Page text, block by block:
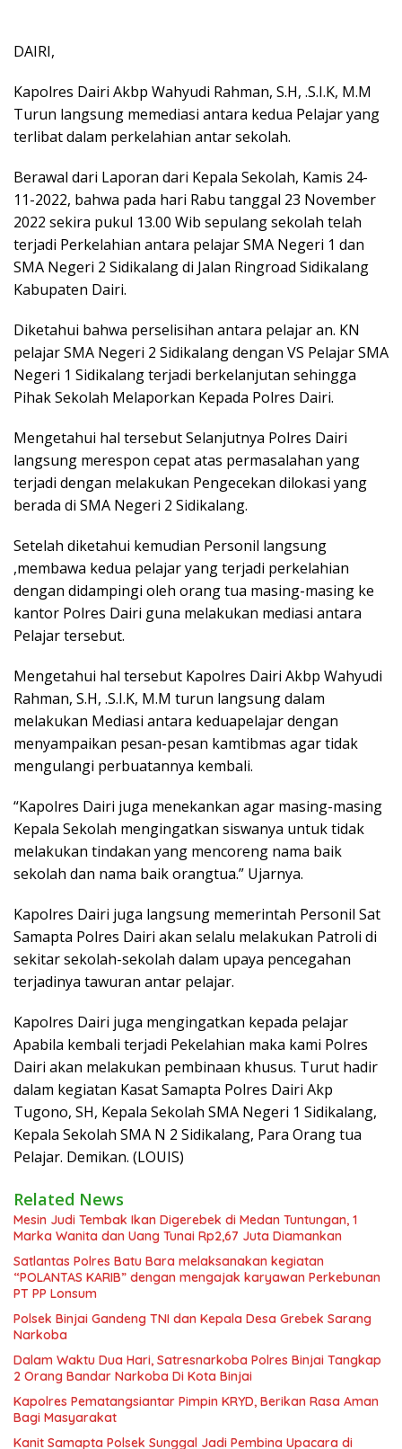
DAIRI,
Kapolres Dairi Akbp Wahyudi Rahman, S.H, .S.I.K, M.M
Turun langsung memediasi antara kedua Pelajar yang
terlibat dalam perkelahian antar sekolah.
Berawal dari Laporan dari Kepala Sekolah, Kamis 24-
11-2022, bahwa pada hari Rabu tanggal 23 November
2022 sekira pukul 13.00 Wib sepulang sekolah telah
terjadi Perkelahian antara pelajar SMA Negeri 1 dan
SMA Negeri 2 Sidikalang di Jalan Ringroad Sidikalang
Kabupaten Dairi.
Diketahui bahwa perselisihan antara pelajar an. KN
pelajar SMA Negeri 2 Sidikalang dengan VS Pelajar SMA
Negeri 1 Sidikalang terjadi berkelanjutan sehingga
Pihak Sekolah Melaporkan Kepada Polres Dairi.
Mengetahui hal tersebut Selanjutnya Polres Dairi
langsung merespon cepat atas permasalahan yang
terjadi dengan melakukan Pengecekan dilokasi yang
berada di SMA Negeri 2 Sidikalang.
Setelah diketahui kemudian Personil langsung
,membawa kedua pelajar yang terjadi perkelahian
dengan didampingi oleh orang tua masing-masing ke
kantor Polres Dairi guna melakukan mediasi antara
Pelajar tersebut.
Mengetahui hal tersebut Kapolres Dairi Akbp Wahyudi
Rahman, S.H, .S.I.K, M.M turun langsung dalam
melakukan Mediasi antara keduapelajar dengan
menyampaikan pesan-pesan kamtibmas agar tidak
mengulangi perbuatannya kembali.
“Kapolres Dairi juga menekankan agar masing-masing
Kepala Sekolah mengingatkan siswanya untuk tidak
melakukan tindakan yang mencoreng nama baik
sekolah dan nama baik orangtua.” Ujarnya.
Kapolres Dairi juga langsung memerintah Personil Sat
Samapta Polres Dairi akan selalu melakukan Patroli di
sekitar sekolah-sekolah dalam upaya pencegahan
terjadinya tawuran antar pelajar.
Kapolres Dairi juga mengingatkan kepada pelajar
Apabila kembali terjadi Pekelahian maka kami Polres
Dairi akan melakukan pembinaan khusus. Turut hadir
dalam kegiatan Kasat Samapta Polres Dairi Akp
Tugono, SH, Kepala Sekolah SMA Negeri 1 Sidikalang,
Kepala Sekolah SMA N 2 Sidikalang, Para Orang tua
Pelajar. Demikan. (LOUIS)
Related News
Mesin Judi Tembak Ikan Digerebek di Medan Tuntungan, 1
Marka Wanita dan Uang Tunai Rp2,67 Juta Diamankan
Satlantas Polres Batu Bara melaksanakan kegiatan
“POLANTAS KARIB” dengan mengajak karyawan Perkebunan
PT PP Lonsum
Polsek Binjai Gandeng TNI dan Kepala Desa Grebek Sarang
Narkoba
Dalam Waktu Dua Hari, Satresnarkoba Polres Binjai Tangkap
2 Orang Bandar Narkoba Di Kota Binjai
Kapolres Pematangsiantar Pimpin KRYD, Berikan Rasa Aman
Bagi Masyarakat
Kanit Samapta Polsek Sunggal Jadi Pembina Upacara di